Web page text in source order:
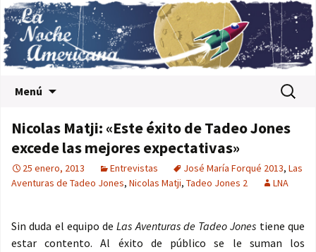
Menú Buscar:
Nicolas Matji: «Este éxito de Tadeo Jones
excede las mejores expectativas»
25 enero, 2013 Entrevistas José María Forqué 2013, Las
Aventuras de Tadeo Jones, Nicolas Matji, Tadeo Jones 2 LNA
Sin duda el equipo deLas Aventuras de Tadeo Jones tiene que
estar contento. Al éxito de público se le suman los